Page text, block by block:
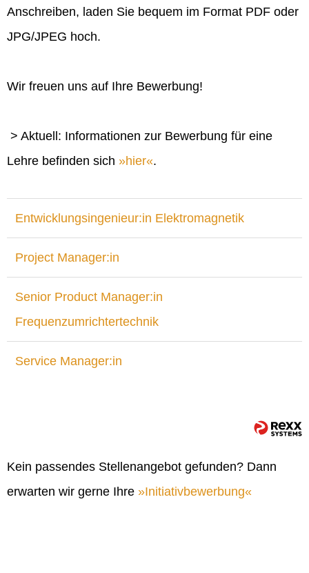
Anschreiben, laden Sie bequem im Format PDF oder
JPG/JPEG hoch.
Wir freuen uns auf Ihre Bewerbung!
> Aktuell: Informationen zur Bewerbung für eine
Lehre befinden sich
hier .
Entwicklungsingenieur:in Elektromagnetik
Project Manager:in
Senior Product Manager:in
Frequenzumrichtertechnik
Service Manager:in
Kein passendes Stellenangebot gefunden? Dann
erwarten wir gerne Ihre
Initiativbewerbung